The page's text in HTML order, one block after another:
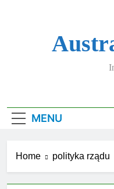
MENU
Home polityka rządu